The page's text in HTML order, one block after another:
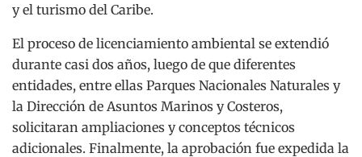
y el turismo del Caribe.
El proceso de licenciamiento ambiental se extendió
durante casi dos años, luego de que diferentes
entidades, entre ellas Parques Nacionales Naturales y
la Dirección de Asuntos Marinos y Costeros,
solicitaran ampliaciones y conceptos técnicos
adicionales. Finalmente, la aprobación fue expedida la